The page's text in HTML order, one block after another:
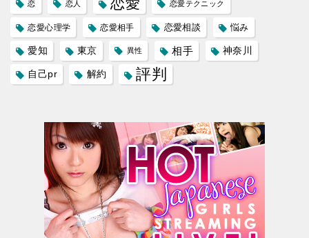
恋 恋人 恋愛 恋愛テクニック
恋愛心理学 恋愛相手 恋愛相談 悩み
愛知 東京 異性 相手 神奈川
自己pr 解約 評判